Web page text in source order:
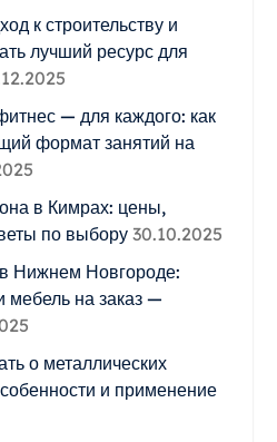
к строительству и
лучший ресурс для
— для каждого: как
формат занятий на
в Кимрах: цены,
по выбору 30.10.2025
Нижнем Новгороде:
мебель на заказ —
о металлических
и применение